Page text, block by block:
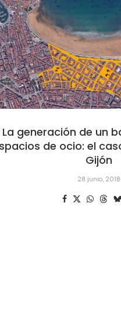
La generación de un
de ocio: el
Gijón
28 junio, 2018